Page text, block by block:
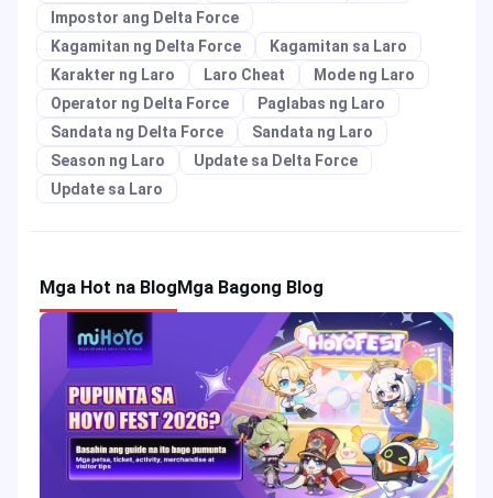
Impostor ang Delta Force
Kagamitan ng Delta Force
Kagamitan sa Laro
Karakter ng Laro
Laro Cheat
Mode ng Laro
Operator ng Delta Force
Paglabas ng Laro
Sandata ng Delta Force
Sandata ng Laro
Season ng Laro
Update sa Delta Force
Update sa Laro
Mga Hot na BlogMga Bagong Blog